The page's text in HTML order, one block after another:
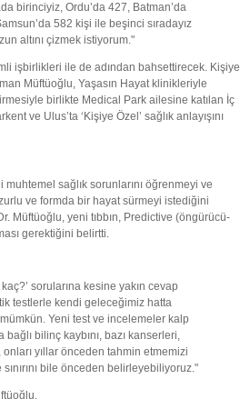
birinciyiz, Ordu’da 427, Batman’da
582 kişi ile beşinci sıradayız
altını çizmek istiyorum."
işbirlikleri ile de adından bahsettirecek. Kişiye
Müftüoğlu, Yaşasın Hayat klinikleriyle
birlikte Medical Park ailesine katılan İç
ve Ulus’ta ‘Kişiye Özel’ sağlık anlayışını
sağlık sorunlarını öğrenmeyi ve
ve formda bir hayat sürmeyi istediğini
Müftüoğlu, yeni tıbbın, Predictive (öngürücü-
gerektiğini belirtti.
kaç?’ sorularına kesine yakın cevap
testlerle kendi geleceğimiz hatta
Yeni test ve incelemeler kalp
bilinç kaybını, bazı kanserleri,
yıllar önceden tahmin etmemizi
bile önceden belirleyebiliyoruz."